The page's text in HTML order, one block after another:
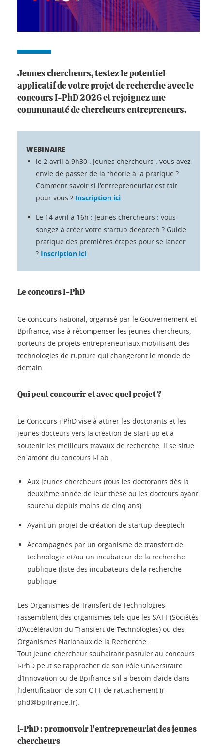
Jeunes chercheurs, testez le potentiel
applicatif de votre projet de recherche avec le
concours I-PhD 2026 et rejoignez une
communauté de chercheurs entrepreneurs.
WEBINAIRE
le 2 avril à 9h30 : Jeunes chercheurs : vous avez
envie de passer de la théorie à la pratique ?
Comment savoir si l'entrepreneuriat est fait
pour vous ? Inscription ici
Le 14 avril à 16h : Jeunes chercheurs : vous
songez à créer votre startup deeptech ? Guide
pratique des premières étapes pour se lancer
? Inscription ici
Le concours I-PhD
Ce concours national, organisé par le Gouvernement et
Bpifrance, vise à récompenser les jeunes chercheurs,
porteurs de projets entrepreneuriaux mobilisant des
technologies de rupture qui changeront le monde de
demain.
Qui peut concourir et avec quel projet ?
Le Concours i-PhD vise à attirer les doctorants et les
jeunes docteurs vers la création de start-up et à
soutenir les meilleurs travaux de recherche. Il se situe
en amont du concours i-Lab.
Aux jeunes chercheurs (tous les doctorants dès la
deuxième année de leur thèse ou les docteurs ayant
soutenu depuis moins de cinq ans)
Ayant un projet de création de startup deeptech
Accompagnés par un organisme de transfert de
technologie et/ou un incubateur de la recherche
publique (liste des incubateurs de la recherche
publique
Les Organismes de Transfert de Technologies
rassemblent des organismes tels que les SATT (Sociétés
d’Accélération du Transfert de Technologies) ou des
Organismes Nationaux de la Recherche.
Tout jeune chercheur souhaitant postuler au concours
i-PhD peut se rapprocher de son Pôle Universitaire
d’Innovation ou de Bpifrance s'il a besoin d’aide dans
l’identification de son OTT de rattachement (i-
phd@bpifrance.fr).
i-PhD : promouvoir l'entrepreneuriat des jeunes
chercheurs